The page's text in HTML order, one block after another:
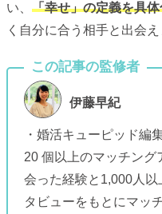
い、 「幸せ」の定義を具
く自分に合う相手と出会え
伊藤早紀
・婚活キューピッド編
20 個以上のマッチング
会った経験と1,000人
タビューをもとにマッ